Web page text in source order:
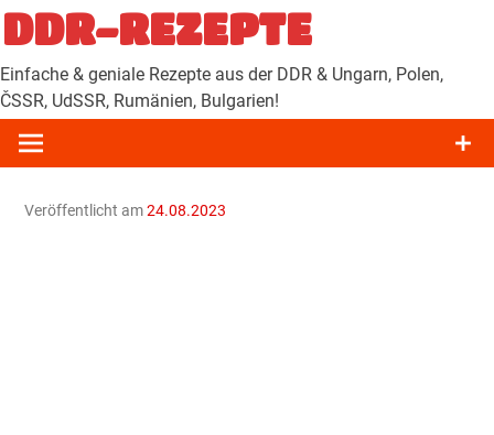
Zum
Inhalt
springen
DDR-REZEPTE
Einfache & geniale Rezepte aus der DDR & Ungarn, Polen,
ČSSR, UdSSR, Rumänien, Bulgarien!
Veröffentlicht am24.08.2023